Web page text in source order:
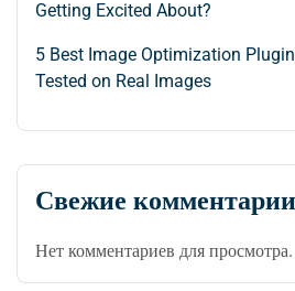
Getting Excited About?
5 Best Image Optimization
Tested on Real Images
Свежие комментарии
Нет комментариев для просмотра.